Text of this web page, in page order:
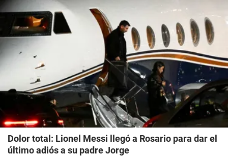
Dolor total: Lionel Messi llegó a Rosario para dar el
último adiós a su padre Jorge